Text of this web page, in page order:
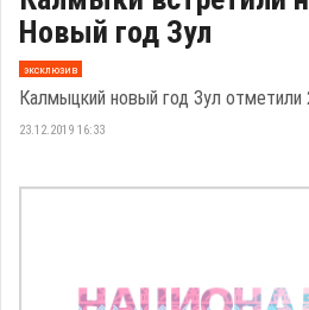
Новый год Зул
эксклюзив
Калмыцкий новый год Зул отметили
23.12.2019 16:33